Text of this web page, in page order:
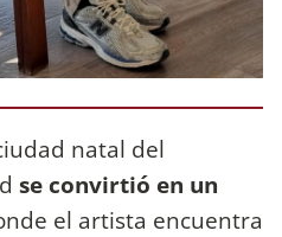
natal del
se convirtió en un
el artista encuentra